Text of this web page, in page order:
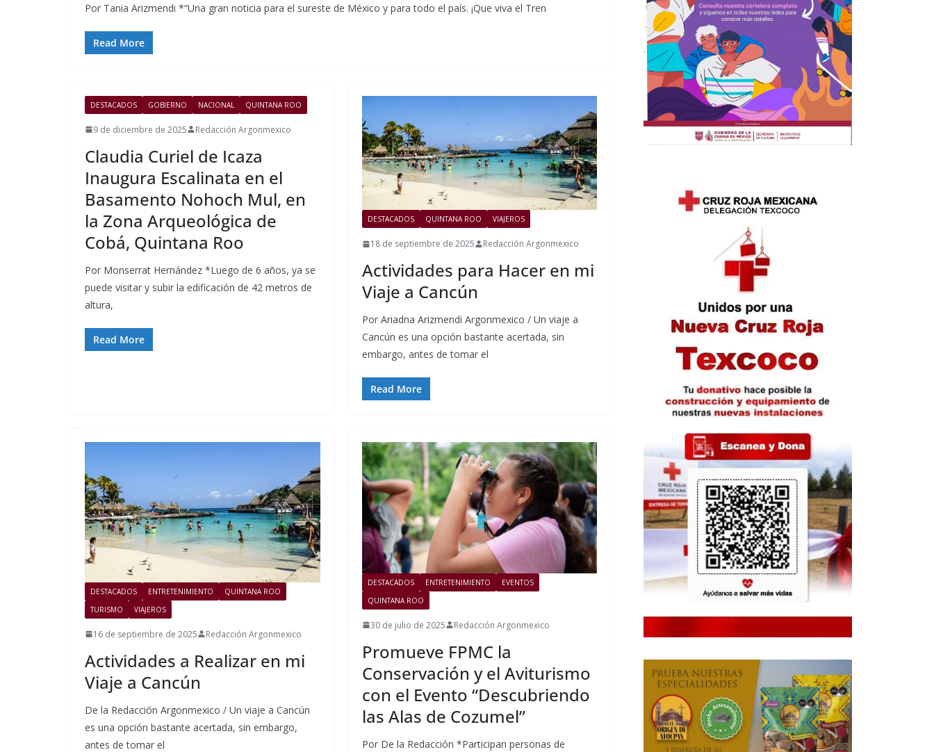
Por Tania Arizmendi *“Una gran noticia para el sureste de México y para todo el país. ¡Que viva el Tren
Read More
DESTACADOS GOBIERNO NACIONAL QUINTANA ROO
9 de diciembre de 2025 Redacción Argonmexico
Claudia Curiel de Icaza
Inaugura Escalinata en el
Basamento Nohoch Mul, en
la Zona Arqueológica de
Cobá, Quintana Roo
Por Monserrat Hernández *Luego de 6 años, ya se
puede visitar y subir la edificación de 42 metros de
altura,
Read More
DESTACADOS QUINTANA ROO VIAJEROS
18 de septiembre de 2025 Redacción Argonmexico
Actividades para Hacer en mi
Viaje a Cancún
Por Ariadna Arizmendi Argonmexico / Un viaje a
Cancún es una opción bastante acertada, sin
embargo, antes de tomar el
Read More
DESTACADOS ENTRETENIMIENTO
QUINTANA ROO
TURISMO
VIAJEROS
16 de septiembre de 2025 Redacción Argonmexico
Actividades a Realizar en mi
Viaje a Cancún
De la Redacción Argonmexico / Un viaje a Cancún
es una opción bastante acertada, sin embargo,
antes de tomar el
DESTACADOS ENTRETENIMIENTO
EVENTOS
QUINTANA ROO
30 de julio de 2025 Redacción Argonmexico
Promueve FPMC la
Conservación y el Aviturismo
con el Evento “Descubriendo
las Alas de Cozumel”
Por De la Redacción *Participan personas de